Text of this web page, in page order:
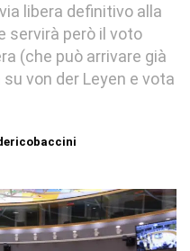
libera definitivo alla
servirà però il voto
(che può arrivare già
von der Leyen e vota